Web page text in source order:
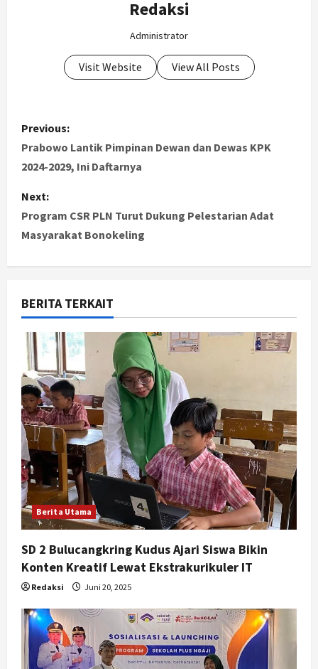
Redaksi
Administrator
Visit Website View All Posts
P
o
t
n
a
v
i
g
a
t
i
o
n
Previous:
Prabowo Lantik Pimpinan Dewan dan Dewas KPK
2024-2029, Ini Daftarnya
Next:
Program CSR PLN Turut Dukung Pelestarian Adat
Masyarakat Bonokeling
BERITA TERKAIT
Berita Utama
SD 2 Bulucangkring Kudus Ajari Siswa Bikin
Konten Kreatif Lewat Ekstrakurikuler IT
Redaksi Juni 20, 2025